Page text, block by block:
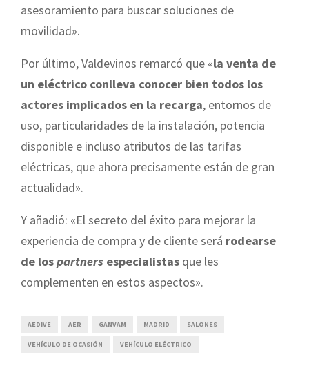
asesoramiento para buscar soluciones de
movilidad».
Por último, Valdevinos remarcó que «la venta de
un eléctrico conlleva conocer bien todos los
actores implicados en la recarga, entornos de
uso, particularidades de la instalación, potencia
disponible e incluso atributos de las tarifas
eléctricas, que ahora precisamente están de gran
actualidad».
Y añadió: «El secreto del éxito para mejorar la
experiencia de compra y de cliente será rodearse
de lospartners especialistas que les
complementen en estos aspectos».
AEDIVE AER GANVAM MADRID SALONES
VEHÍCULO DE OCASIÓN VEHÍCULO ELÉCTRICO